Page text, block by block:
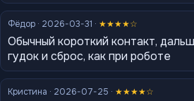
Фёдор · 2026-03-31 · ★★★★☆
Обычный короткий контакт,
гудок и сброс, как при роботе
Кристина · 2026-07-25 · ★★★★☆